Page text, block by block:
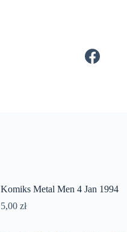
Komiks Metal Men 4 Jan 1994
5,00 zł